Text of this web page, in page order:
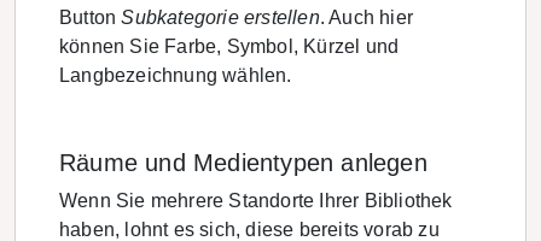
ButtonSubkategorie erstellen. Auch hier
können Sie Farbe, Symbol, Kürzel und
Langbezeichnung wählen.
Räume und Medientypen anlegen
Wenn Sie mehrere Standorte Ihrer Bibliothek
haben, lohnt es sich, diese bereits vorab zu